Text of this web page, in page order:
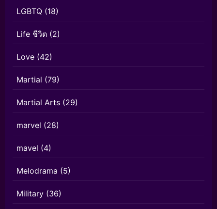
LGBTQ (18)
Life ชีวิต (2)
Love (42)
Martial (79)
Martial Arts (29)
marvel (28)
mavel (4)
Melodrama (5)
Military (36)